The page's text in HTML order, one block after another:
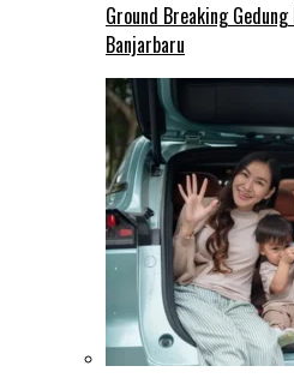
Ground Breaking
Banjarbaru